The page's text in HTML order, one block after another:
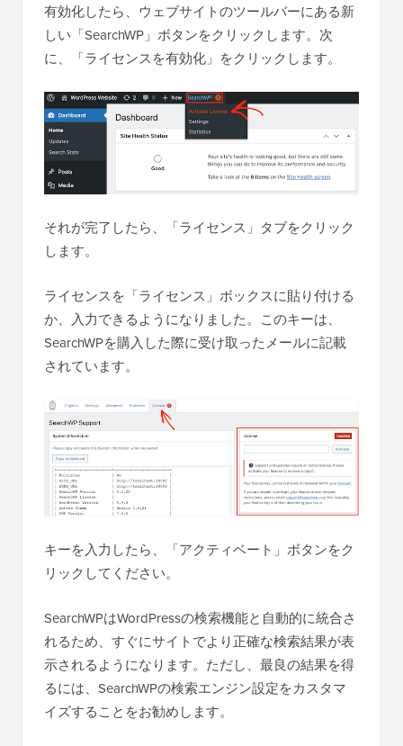
有効化したら、ウェブサイトのツールバーにある新
しい「SearchWP」ボタンをクリックします。次
に、「ライセンスを有効化」をクリックします。
それが完了したら、「ライセンス」タブをクリック
します。
ライセンスを「ライセンス」ボックスに貼り付ける
か、入力できるようになりました。このキーは、
SearchWPを購入した際に受け取ったメールに記載
されています。
キーを入力したら、「アクティベート」ボタンをク
リックしてください。
SearchWPはWordPressの検索機能と自動的に統合さ
れるため、すぐにサイトでより正確な検索結果が表
示されるようになります。ただし、最良の結果を得
るには、SearchWPの検索エンジン設定をカスタマ
イズすることをお勧めします。